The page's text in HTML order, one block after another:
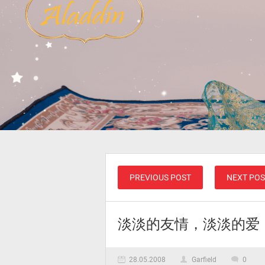
PREVIOUS POST NEXT
淡淡的友情，淡淡的爱
28.05.2008 Garfield 0